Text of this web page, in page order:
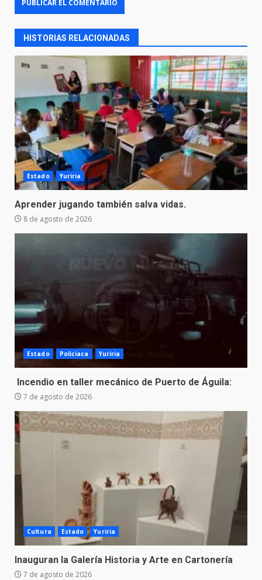
HISTORIAS RELACIONADAS
Estado Yuriria
Aprender jugando también salva vidas.
8 de agosto de 2026
Estado Policiaca Yuriria
Incendio en taller mecánico de Puerto de Águila:
7 de agosto de 2026
Cultura Estado Yuriria
Inauguran la Galería Historia y Arte en Cartonería
7 de agosto de 2026